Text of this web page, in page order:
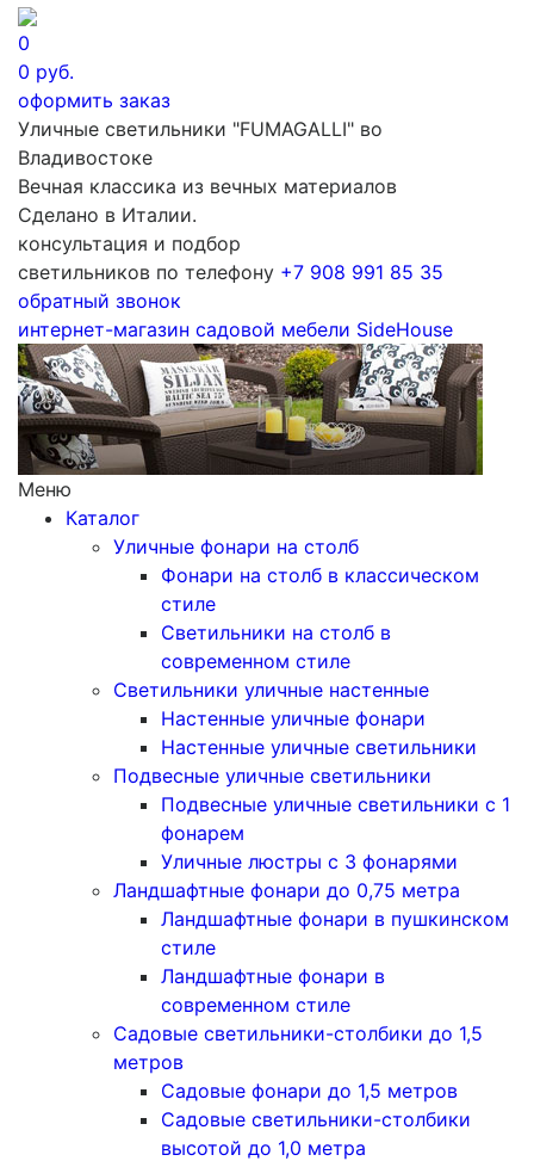
0
0 руб.
оформить заказ
Уличные светильники "FUMAGALLI" во
Владивостоке
Вечная классика из вечных материалов
Сделано в Италии.
консультация и подбор
светильников по телефону +7 908 991 85 35
обратный звонок
интернет-магазин садовой мебели SideHouse
Меню
Каталог
Уличные фонари на столб
Фонари на столб в классическом
стиле
Светильники на столб в
современном стиле
Светильники уличные настенные
Настенные уличные фонари
Настенные уличные светильники
Подвесные уличные светильники
Подвесные уличные светильники с 1
фонарем
Уличные люстры с 3 фонарями
Ландшафтные фонари до 0,75 метра
Ландшафтные фонари в пушкинском
стиле
Ландшафтные фонари в
современном стиле
Садовые светильники-столбики до 1,5
метров
Садовые фонари до 1,5 метров
Садовые светильники-столбики
высотой до 1,0 метра